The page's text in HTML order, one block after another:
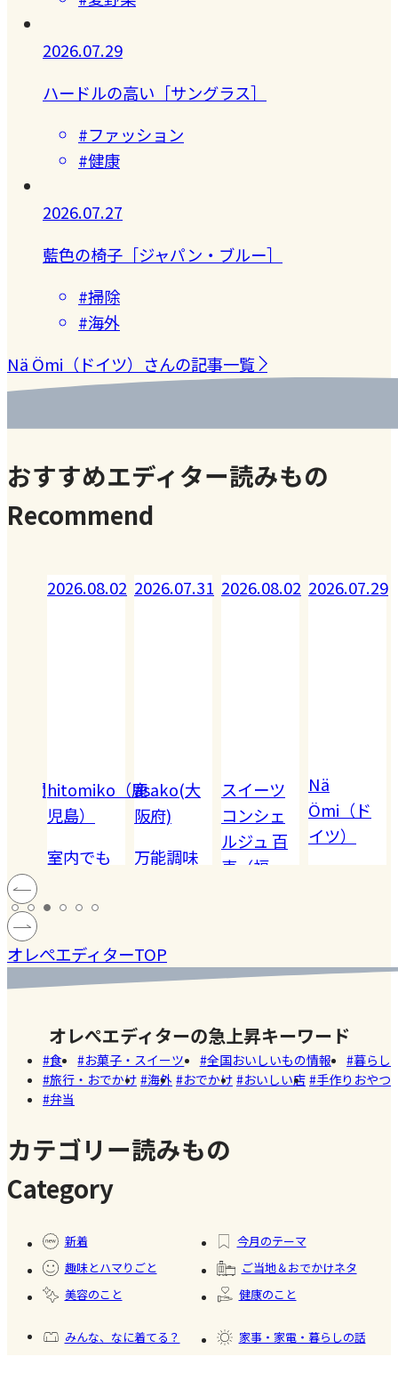
2026.07.29
ハードルの高い［サングラス］
#ファッション
#健康
2026.07.27
藍色の椅子［ジャパン・ブルー］
#掃除
#海外
Nä Ömi（ドイツ）さんの記事一覧
おすすめエディター読みもの
Recommend
（鹿
!! 愛
積
症
ン
健康
2026.07.31
asako(大
阪府)
万能調味
モン】を
みた！
ン
製フ
ード
2026.08.02
スイーツ
コンシェ
恵（福
知らない
世界でも
た!珍しく
て美味し
いかき氷
のスイー
ツ商品】
しい
店
#かき
2026.07.29
Nä
Ömi（ド
イツ）
ッシ
#健康
2026.07.28
Akiko（愛
知）
開
オレぺエディターTOP
オレぺエディターの急上昇キーワード
食 お菓子・スイーツ 全国おいしいもの情報
暮らし
旅行・おでかけ 海外 おでかけ おいしい店
手作りおやつ
弁当
カテゴリー読みもの
Category
新着
今月のテーマ
趣味とハマりごと
ご当地＆おでかけネタ
美容のこと
健康のこと
みんな、なに着てる？
家事・家電・暮らしの話